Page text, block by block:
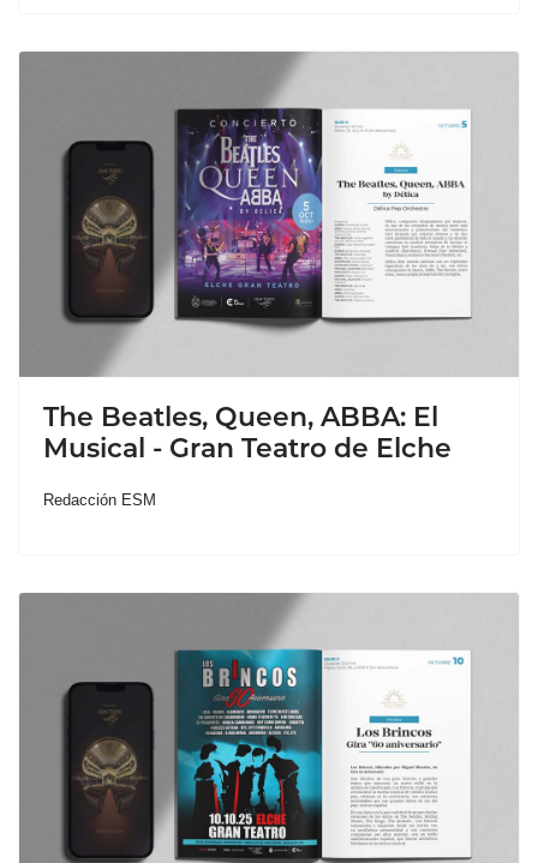
The Beatles, Queen, ABBA: El
Musical - Gran Teatro de Elche
Redacción ESM